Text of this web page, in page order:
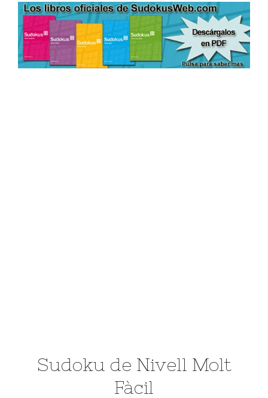
Sudoku de Nivell Molt
Fàcil